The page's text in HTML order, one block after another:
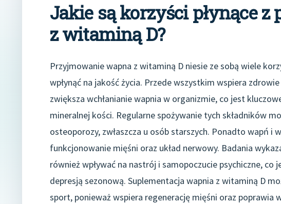
Jakie są korzyści płynące
z witaminą D?
Przyjmowanie wapna z witaminą D niesie ze sobą wiele
wpłynąć na jakość życia. Przede wszystkim wspiera
zwiększa wchłanianie wapnia w organizmie, co jest
mineralnej kości. Regularne spożywanie tych składników
osteoporozy, zwłaszcza u osób starszych. Ponadto wapń i
funkcjonowanie mięśni oraz układ nerwowy. Badania
również wpływać na nastrój i samopoczucie psychiczne,
depresją sezonową. Suplementacja wapnia z witaminą D
sport, ponieważ wspiera regenerację mięśni oraz poprawia